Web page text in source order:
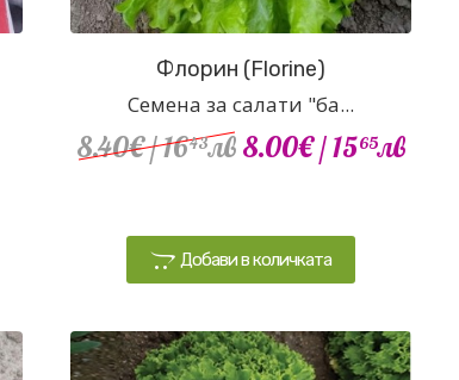
Флорин (Florine)
Семена за салати "ба...
8.40€/ 1643лв 8.00€/ 1565лв
Добави в количката